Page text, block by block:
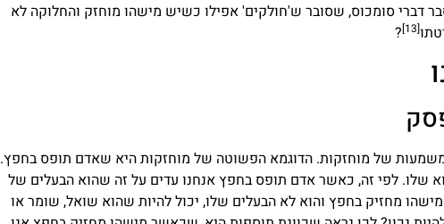
דברי סומכוס, שסובר ש'חולקים' אפילו כשיש מישהו מוחזק והחלוקה לא
[13]
?
של מוחזקות. הדוגמא הפשוטה של מוחזקות היא שאדם תופס בחפץ.
שלו. לפי זה, כאשר אדם תופס בחפץ אנחנו עדים על זה שהוא הבעלים של
מחזיק בחפץ והוא לא הבעלים שלו, יכול להיות שהוא שואל, שומר או